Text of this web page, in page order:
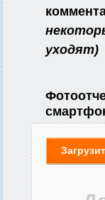
уходят)